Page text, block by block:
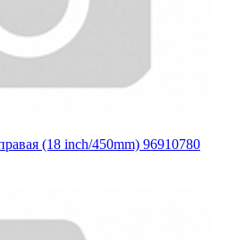
(18 inch/450mm) 96910780